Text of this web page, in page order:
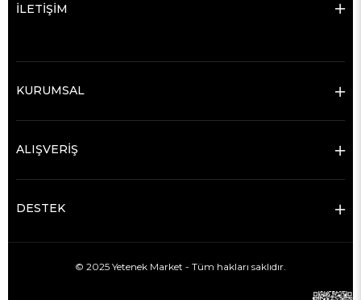
İLETİŞİM
KURUMSAL
ALIŞVERİŞ
DESTEK
© 2025 Yetenek Market - Tüm hakları saklıdır.